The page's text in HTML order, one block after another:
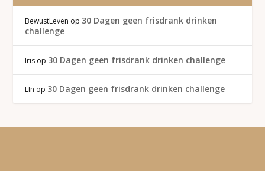
BewustLeven op 30 Dagen geen frisdrank drinken
challenge
Iris op 30 Dagen geen frisdrank drinken challenge
LIn op 30 Dagen geen frisdrank drinken challenge